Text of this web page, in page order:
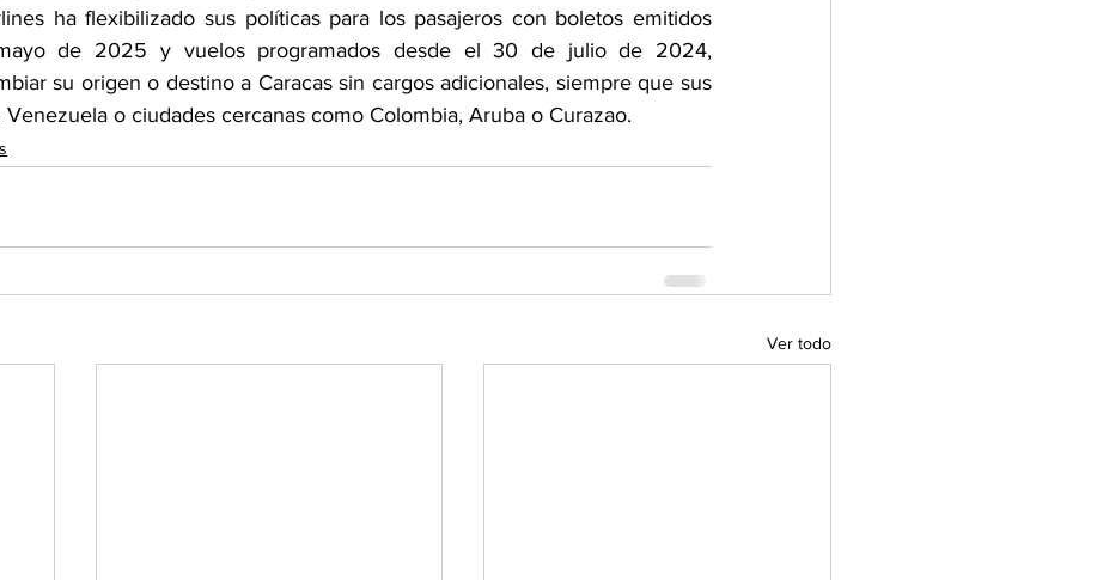
ha flexibilizado sus políticas para los pasajeros con boletos emitidos
de 2025 y vuelos programados desde el 30 de julio de 2024,
su origen o destino a Caracas sin cargos adicionales, siempre que sus
o ciudades cercanas como Colombia, Aruba o Curazao.
Ver todo